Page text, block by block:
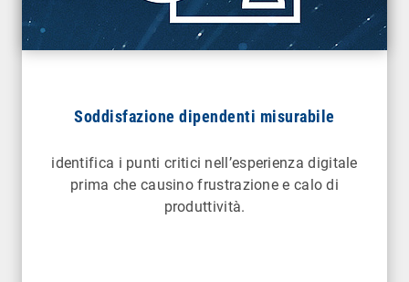
Soddisfazione dipendenti misurabile
identifica i punti critici nell’esperienza digitale
prima che causino frustrazione e calo di
produttività.